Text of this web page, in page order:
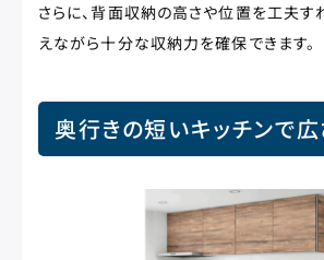
さらに、背面収納の高さや位置を工夫す
えながら十分な収納力を確保できます。
奥行きの短いキッチンで